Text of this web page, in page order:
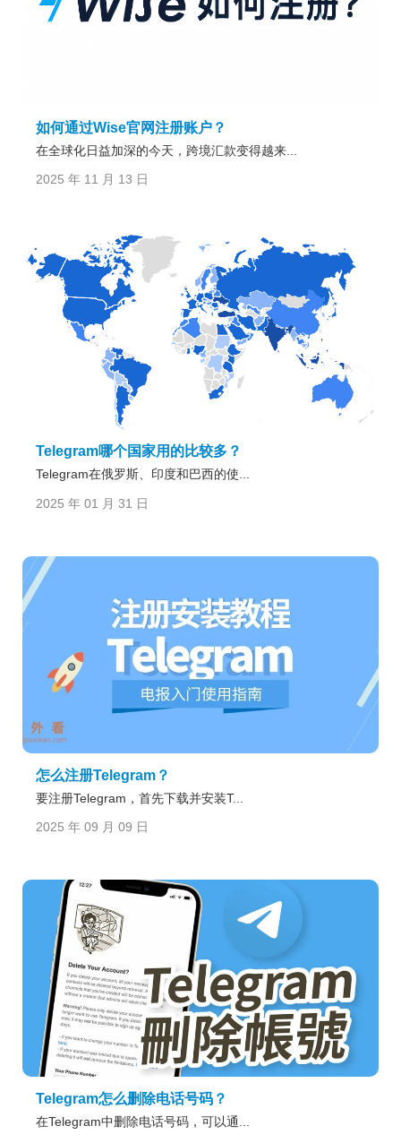
如何通过Wise官网注册账户？
在全球化日益加深的今天，跨境汇款变得越来...
2025 年 11 月 13 日
Telegram哪个国家用的比较多？
Telegram在俄罗斯、印度和巴西的使...
2025 年 01 月 31 日
怎么注册Telegram？
要注册Telegram，首先下载并安装T...
2025 年 09 月 09 日
Telegram怎么删除电话号码？
在Telegram中删除电话号码，可以通...